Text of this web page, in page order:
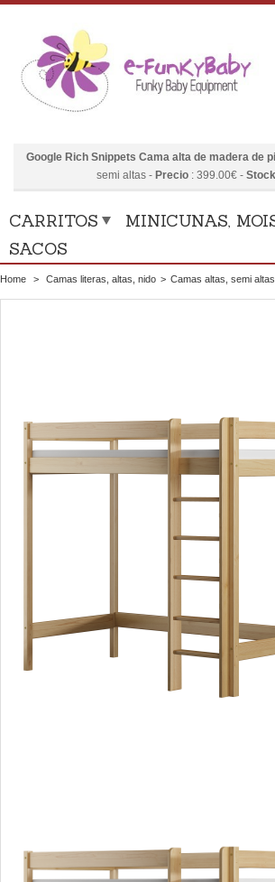
Google Rich Snippets Cama alta de madera de
semi altas- Precio: 399.00€ - Stock
CARRITOS MINICUNAS,
SACOS
Home > Camas literas, altas, nido > Camas altas, semi altas